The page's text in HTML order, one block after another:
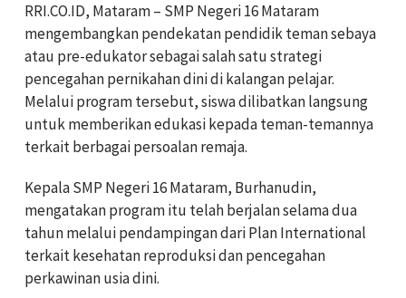
RRI.CO.ID, Mataram – SMP Negeri 16 Mataram
mengembangkan pendekatan pendidik teman sebaya
atau pre-edukator sebagai salah satu strategi
pencegahan pernikahan dini di kalangan pelajar.
Melalui program tersebut, siswa dilibatkan langsung
untuk memberikan edukasi kepada teman-temannya
terkait berbagai persoalan remaja.
Kepala SMP Negeri 16 Mataram, Burhanudin,
mengatakan program itu telah berjalan selama dua
tahun melalui pendampingan dari Plan International
terkait kesehatan reproduksi dan pencegahan
perkawinan usia dini.